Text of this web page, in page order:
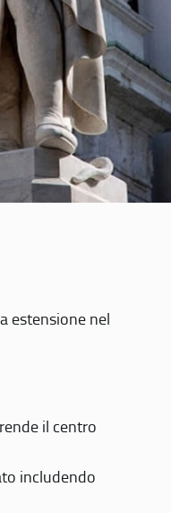
estensione nel
il centro
includendo